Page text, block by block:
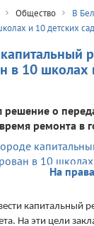
Общество
В
и 10 детских
в 10 школах
решение о
ремонта в
На
капитальный
На эти цели